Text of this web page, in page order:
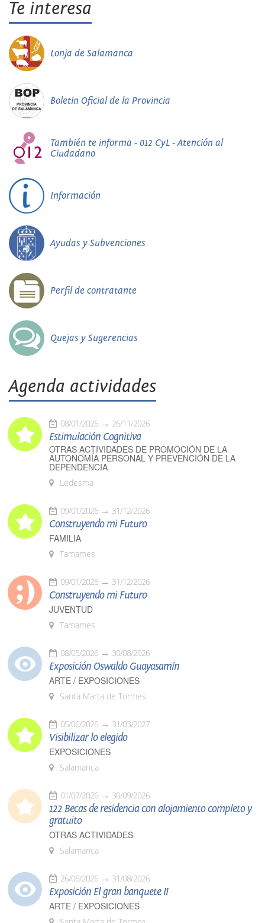
Te interesa
Lonja de Salamanca
Boletín Oficial de la Provincia
También te informa - 012 CyL - Atención al
Ciudadano
Información
Ayudas y Subvenciones
Perfil de contratante
Quejas y Sugerencias
Agenda actividades
08/01/2026 26/11/2026
Estimulación Cognitiva
OTRAS ACTIVIDADES DE PROMOCIÓN DE LA
AUTONOMÍA PERSONAL Y PREVENCIÓN DE LA
DEPENDENCIA
Ledesma
09/01/2026 31/12/2026
Construyendo mi Futuro
FAMILIA
Tamames
09/01/2026 31/12/2026
Construyendo mi Futuro
JUVENTUD
Tamames
08/05/2026 30/08/2026
Exposición Oswaldo Guayasamín
ARTE / EXPOSICIONES
Santa Marta de Tormes
05/06/2026 31/03/2027
Visibilizar lo elegido
EXPOSICIONES
Salamanca
01/07/2026 30/09/2026
122 Becas de residencia con alojamiento completo y
gratuito
OTRAS ACTIVIDADES
Salamanca
26/06/2026 31/08/2026
Exposición El gran banquete II
ARTE / EXPOSICIONES